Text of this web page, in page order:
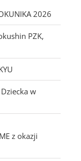
2026
PZK,
w
z okazji